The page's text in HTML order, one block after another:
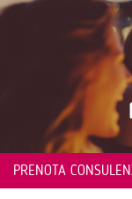
PRENOTA